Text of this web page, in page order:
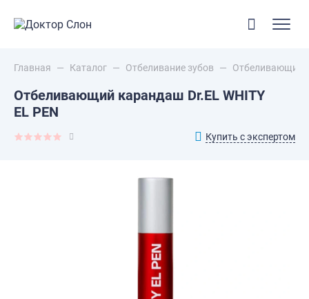
Главная — Каталог — Отбеливание зубов — Отбеливающий
Отбеливающий карандаш Dr.EL WHITY
EL PEN
Купить с экспертом